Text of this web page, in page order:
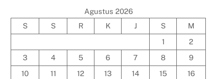
Agustus 2026
S
S R K J S
M
1
2
3
4 5 6 7 8
9
10
11 12 13 14 15
16